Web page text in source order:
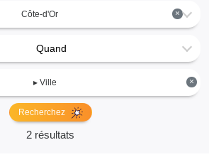
×
Côte-d'Or
Quand
×
▸ Ville
Recherchez
2 résultats